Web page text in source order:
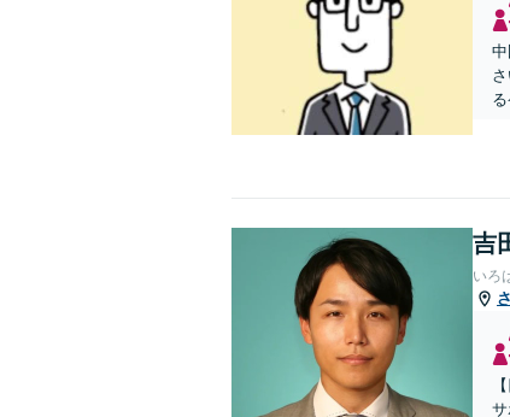
吉
いろ